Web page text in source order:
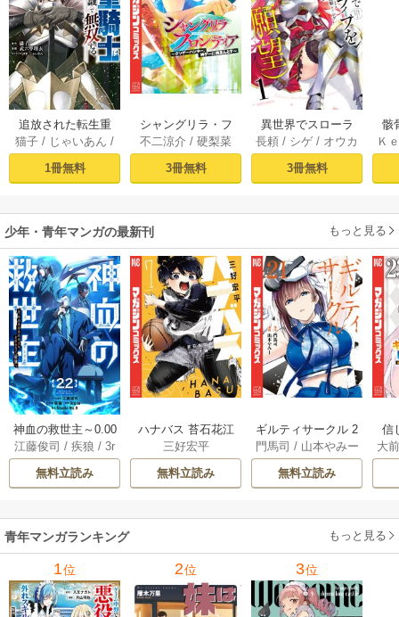
追放された転生重
騎士はゲーム知識
で無双する（１）
猫子 / じゃいあん /
武六甲理衣
1冊無料
シャングリラ・フ
ロンティア（１）
～クソゲーハン
ター、神ゲーに挑
不二涼介 /硬梨菜
3冊無料
異世界でスローラ
イフを（願望） 1
長頼 / シゲ / オウカ
3冊無料
骸
異
Ｋ
少年・青年マンガの最新刊 もっと見る
神血の救世主～0.00
000001％を引き当
て最強へ～【電子
書籍特典付】 22巻
江藤俊司 /疾狼 /3r
d Ie/Studio No.9
無料立読み
ハナバス 苔石花江
のバスケ論 7巻
三好宏平
無料立読み
ギルティサークル 2
1巻
門馬司 / 山本やみー
無料立読み
信
に
の
れ
メ
大
青年マンガランキング もっと見る
1位 2位 3位